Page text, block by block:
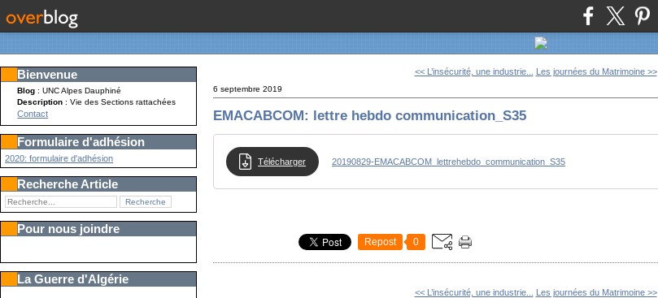
Bienvenue
Blog : UNC Alpes Dauphiné
Description: Vie des Sections rattachées
Contact
Formulaire d'adhésion
2020: formulaire d'adhésion
Recherche Article
Pour nous joindre
La Guerre d'Algérie
<< L’insécurité, une industrie... Les journées du Matrimoine >>
6 septembre 2019
EMACABCOM: lettre hebdo communication_S35
Télécharger 20190829-EMACABCOM_lettrehebdo_communication_S35
Repost 0
<< L’insécurité, une industrie... Les journées du Matrimoine >>